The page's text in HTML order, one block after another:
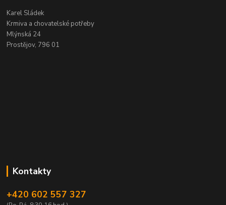
Karel Sládek
Krmiva a chovatelské potřeby
Mlýnská 24
Prostějov, 796 01
Kontakty
+420 602 557 327